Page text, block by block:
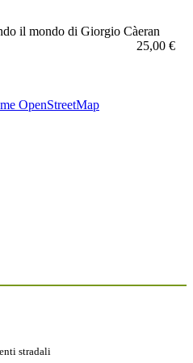
il mondo di Giorgio Càeran
25,00 €
OpenStreetMap
stradali